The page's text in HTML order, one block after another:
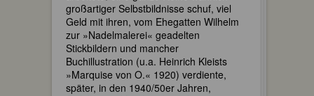
großartiger Selbstbildnisse schuf, viel
Geld mit ihren, vom Ehegatten Wilhelm
zur »Nadelmalerei« geadelten
Stickbildern und mancher
Buchillustration (u.a. Heinrich Kleists
»Marquise von O.« 1920) verdiente,
später, in den 1940/50er Jahren,